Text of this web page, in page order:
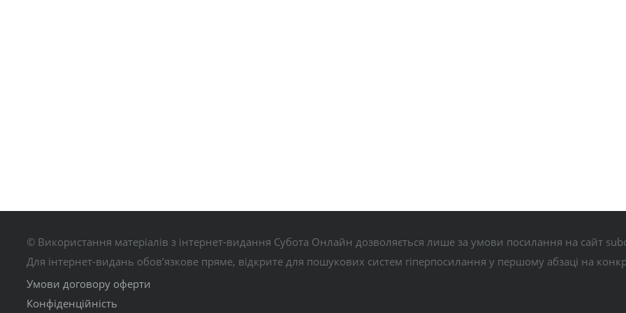
© Використання матеріалів з інтернет-видання Субота Онлайн дозволяється лише за умови посилання на сайт
Для інтернет-видань обов’язкове пряме, відкрите для пошукових систем гіперпосилання у першому абзаці на
Умови договору оферти
Конфіденційність